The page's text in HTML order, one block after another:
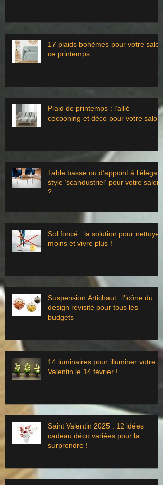
17 plaids bohèmes pour votre salon
ce printemps
Plaid de printemps : l’allié
cocooning et déco pour votre salon
Table basse ou d’appoint à l’élégant
style ‘scandustriel’ pour votre salon
?
Sol foncé : la solution pour nettoyer
moins et vivre plus !
Suspension Artichaut : l’icône du
design revisité pour tous les
budgets
14 luminaires pour illuminer votre St
Valentin le 14 février !
Saint Valentin 2025 : 12 idées
cadeau déco variées pour la
surprendre !